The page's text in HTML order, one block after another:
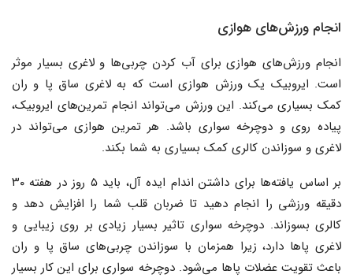
انجام ورزش‌های هوازی
انجام ورزش‌های هوازی برای آب کردن چربی‌ها و لاغری بسیار موثر
است. ایروبیک یک ورزش هوازی است که به لاغری ساق پا و ران
کمک بسیاری می‌کند. این ورزش می‌تواند انجام تمرین‌های ایروبیک،
پیاده روی و دوچرخه سواری باشد. هر تمرین هوازی می‌تواند در
لاغری و سوزاندن کالری کمک بسیاری به شما بکند.
بر اساس یافته‌ها برای داشتن اندام ایده آل، باید ۵ روز در هفته ۳۰
دقیقه ورزشی را انجام دهید تا ضربان قلب شما را افزایش دهد و
کالری بسوزاند. دوچرخه سواری تاثیر بسیار زیادی بر روی زیبایی و
لاغری پاها دارد، زیرا همزمان با سوزاندن چربی‌های ساق پا و ران
باعث تقویت عضلات پاها می‌شود. دوچرخه سواری برای این کار بسیار